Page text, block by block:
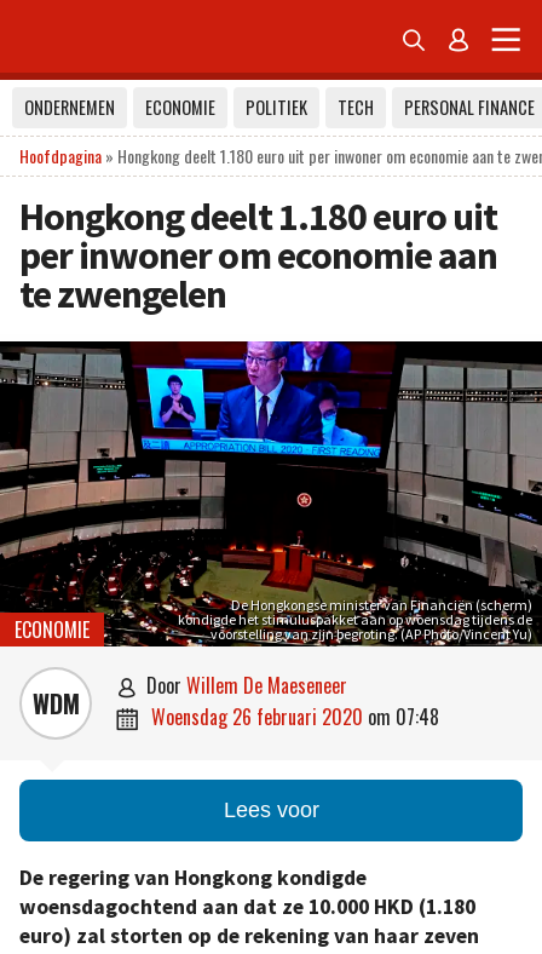
 
ONDERNEMEN ECONOMIE POLITIEK TECH
PERSONAL FINANCE
Hoofdpagina» Hongkong deelt 1.180 euro uit per inwoner om economie aan te
Hongkong deelt 1.180 euro uit
per inwoner om economie aan
te zwengelen
De Hongkongse minister van Financiën (scherm)
kondigde het stimuluspakket aan op woensdag tijdens de
voorstelling van zijn begroting. (AP Photo/Vincent Yu)
ECONOMIE
WDM  door Willem De Maeseneer
 woensdag 26 februari 2020 om 07:48
Lees voor
De regering van Hongkong kondigde
woensdagochtend aan dat ze 10.000 HKD (1.180
euro) zal storten op de rekening van haar zeven